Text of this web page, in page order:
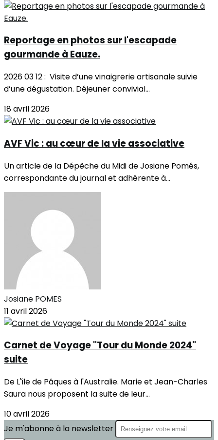
Reportage en photos sur l'escapade
gourmande à Eauze.
2026 03 12 : Visite d’une vinaigrerie artisanale suivie
d’une dégustation. Déjeuner convivial...
18 avril 2026
AVF Vic : au cœur de la vie associative
Un article de la Dépêche du Midi de Josiane Pomés,
correspondante du journal et adhérente à...
Josiane POMES
11 avril 2026
Carnet de Voyage "Tour du Monde 2024"
suite
De L'île de Pâques à l'Australie. Marie et Jean-Charles
Saura nous proposent la suite de leur...
10 avril 2026
Je m'abonne à la newsletter